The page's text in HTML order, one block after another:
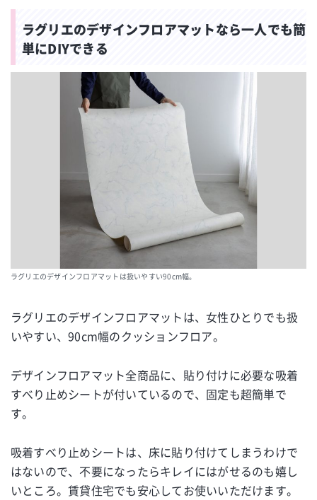
ラグリエのデザインフロアマットなら一人でも簡
単にDIYできる
ラグリエのデザインフロアマットは扱いやすい90cm幅。
ラグリエのデザインフロアマットは、女性ひとりでも扱
いやすい、90cm幅のクッションフロア。
デザインフロアマット全商品に、貼り付けに必要な吸着
すべり止めシートが付いているので、固定も超簡単で
す。
吸着すべり止めシートは、床に貼り付けてしまうわけで
はないので、不要になったらキレイにはがせるのも嬉し
いところ。賃貸住宅でも安心してお使いいただけます。